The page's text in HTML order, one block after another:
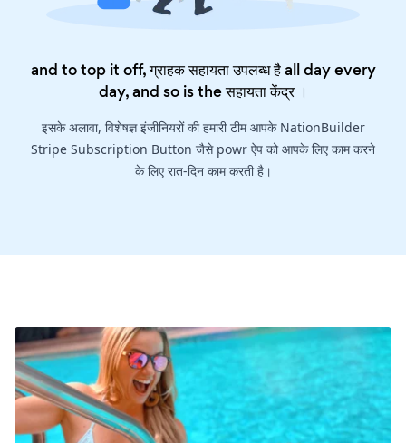
and to top it off, ग्राहक सहायता उपलब्ध है all day every
day, and so is theसहायता केंद्र।
इसके अलावा, विशेषज्ञ इंजीनियरों की हमारी टीम आपके NationBuilder
Stripe Subscription Button जैसे powr ऐप को आपके लिए काम करने
के लिए रात-दिन काम करती है।